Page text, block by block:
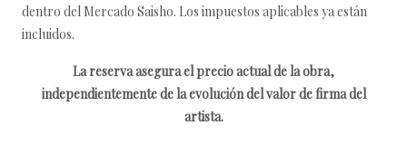
dentro del Mercado Saisho. Los impuestos aplicables ya están
incluidos.
La reserva asegura el precio actual de la obra,
independientemente de la evolución del valor de firma del
artista.